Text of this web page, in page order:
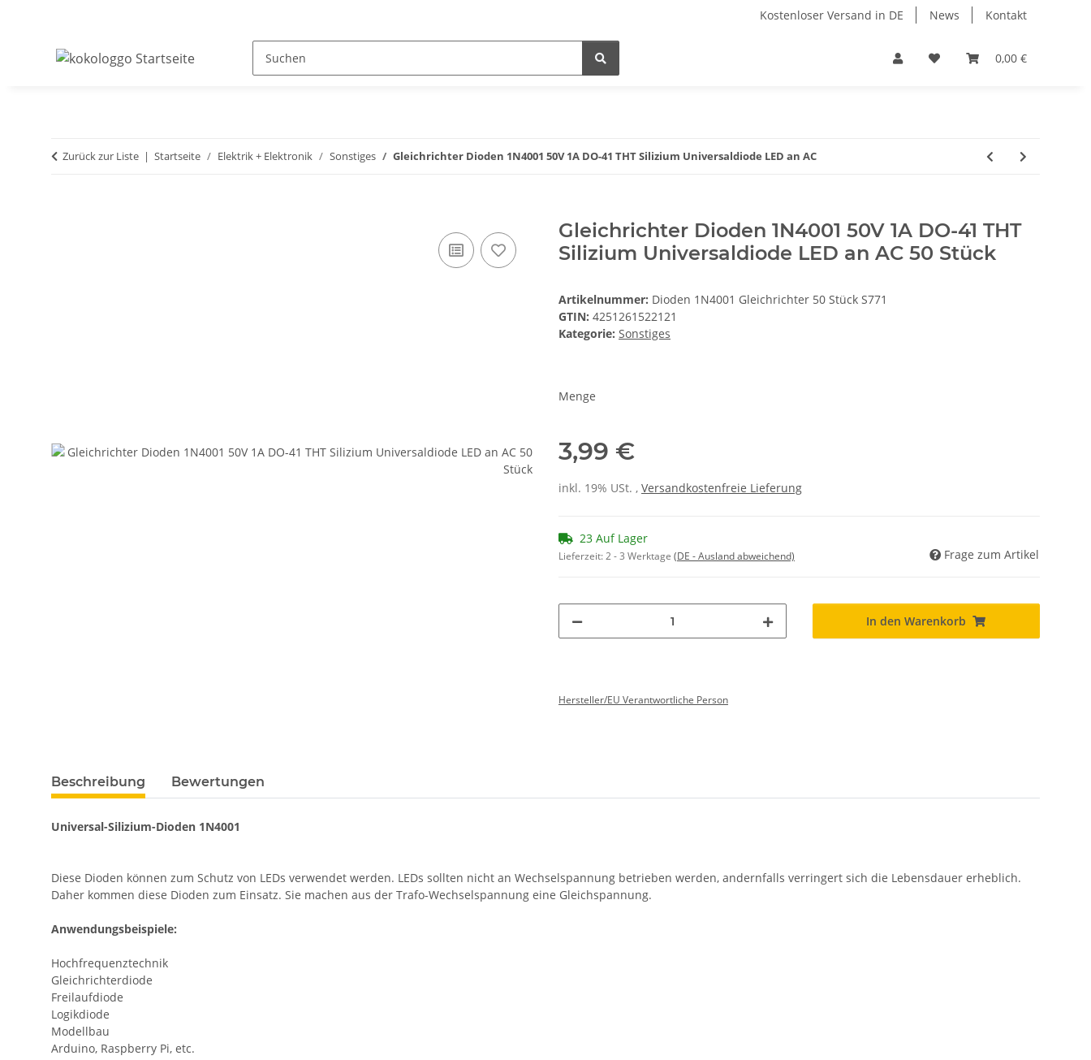
Kostenloser Versand in DE News Kontakt
0,00 €
Zurück zur Liste Startseite Elektrik + Elektronik Sonstiges Gleichrichter Dioden 1N4001 50V 1A DO-41 THT Silizium Universaldiode LED an AC
Gleichrichter Dioden 1N4001 50V 1A DO-41 THT
Silizium Universaldiode LED an AC 50 Stück
Artikelnummer: Dioden 1N4001 Gleichrichter 50 Stück S771
GTIN: 4251261522121
Kategorie: Sonstiges
Menge
3,99 €
inkl. 19% USt. , Versandkostenfreie Lieferung
23 Auf Lager
Lieferzeit:2 - 3 Werktage (DE - Ausland abweichend) Frage zum Artikel
In den Warenkorb
Hersteller/EU Verantwortliche Person
weitere Registerkarten anzeigen
Beschreibung Bewertungen
Universal-Silizium-Dioden 1N4001
Diese Dioden können zum Schutz von LEDs verwendet werden. LEDs sollten nicht an Wechselspannung betrieben werden, andernfalls verringert sich die Lebensdauer erheblich.
Daher kommen diese Dioden zum Einsatz. Sie machen aus der Trafo-Wechselspannung eine Gleichspannung.
Anwendungsbeispiele:
Hochfrequenztechnik
Gleichrichterdiode
Freilaufdiode
Logikdiode
Modellbau
Arduino, Raspberry Pi, etc.